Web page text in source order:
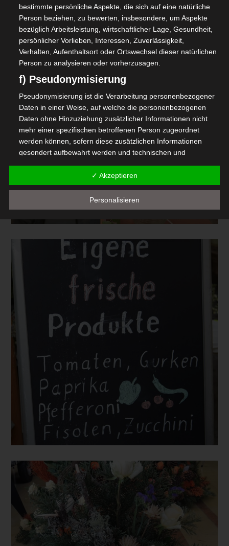
bestimmte persönliche Aspekte, die sich auf eine natürliche
Person beziehen, zu bewerten, insbesondere, um Aspekte
bezüglich Arbeitsleistung, wirtschaftlicher Lage, Gesundheit,
persönlicher Vorlieben, Interessen, Zuverlässigkeit,
Verhalten, Aufenthaltsort oder Ortswechsel dieser natürlichen
Person zu analysieren oder vorherzusagen.
f) Pseudonymisierung
Pseudonymisierung ist die Verarbeitung personenbezogener
Daten in einer Weise, auf welche die personenbezogenen
Daten ohne Hinzuziehung zusätzlicher Informationen nicht
mehr einer spezifischen betroffenen Person zugeordnet
werden können, sofern diese zusätzlichen Informationen
gesondert aufbewahrt werden und technischen und
organisatorischen Maßnahmen unterliegen, die
gewährleisten, dass die personenbezogenen Daten nicht
einer identifizierten oder identifizierbaren natürlichen Person
Verarbeitung Verantwortlicher
Verantwortlicher oder für die Verarbeitung Verantwortlicher ist
die natürliche oder juristische Person, Behörde, Einrichtung
oder andere Stelle, die allein oder gemeinsam mit anderen
über die Zwecke und Mittel der Verarbeitung von
personenbezogenen Daten entscheidet. Sind die Zwecke und
Mittel dieser Verarbeitung durch das Unionsrecht oder das
Recht der Mitgliedstaaten vorgegeben, so kann der
Verantwortliche beziehungsweise können die bestimmten
Kriterien seiner Benennung nach dem Unionsrecht oder dem
h) Auftragsverarbeiter
Auftragsverarbeiter ist eine natürliche oder juristische Person,
Behörde, Einrichtung oder andere Stelle, die
personenbezogene Daten im Auftrag des Verantwortlichen
verarbeitet.
i) Empfänger
Empfänger ist eine natürliche oder juristische Person,
personenbezogene Daten offengelegt werden, unabhängig
davon, ob es sich bei ihr um einen Dritten handelt oder nicht.
Behörden, die im Rahmen eines bestimmten
Untersuchungsauftrags nach dem Unionsrecht oder dem
Recht der Mitgliedstaaten möglicherweise
personenbezogene Daten erhalten, gelten jedoch nicht als
Empfänger.
✓ Akzeptieren
Personalisieren